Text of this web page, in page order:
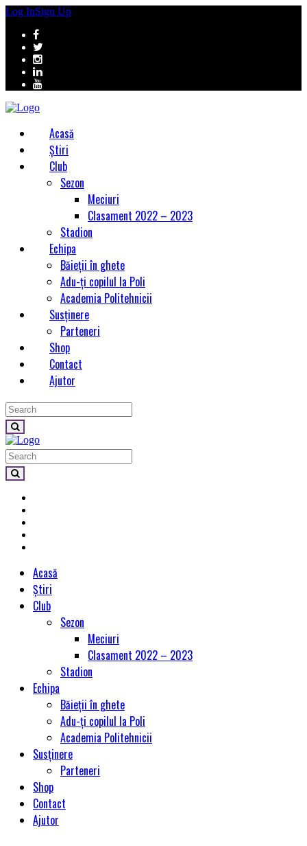
Log InSign Up
Acasă
Știri
Club
Sezon
Meciuri
Clasament 2022 – 2023
Stadion
Echipa
Băieții în ghete
Adu-ți copilul la Poli
Academia Politehnicii
Susținere
Parteneri
Shop
Contact
Ajutor
Acasă
Știri
Club
Sezon
Meciuri
Clasament 2022 – 2023
Stadion
Echipa
Băieții în ghete
Adu-ți copilul la Poli
Academia Politehnicii
Susținere
Parteneri
Shop
Contact
Ajutor